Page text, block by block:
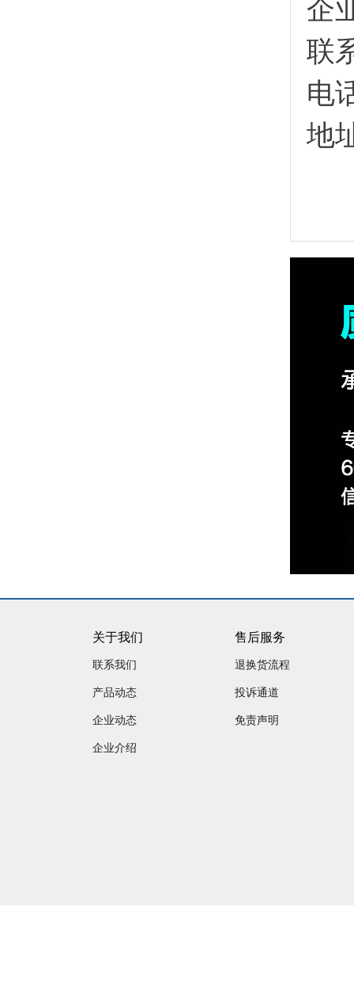
企
联
电
地
关于我们
联系我们
产品动态
企业动态
企业介绍
售后服务
退换货流程
投诉通道
免责声明